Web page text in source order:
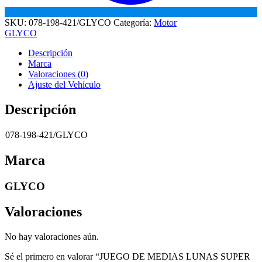
SKU: 078-198-421/GLYCO Categoría: Motor
GLYCO
Descripción
Marca
Valoraciones (0)
Ajuste del Vehículo
Descripción
078-198-421/GLYCO
Marca
GLYCO
Valoraciones
No hay valoraciones aún.
Sé el primero en valorar “JUEGO DE MEDIAS LUNAS SUPER